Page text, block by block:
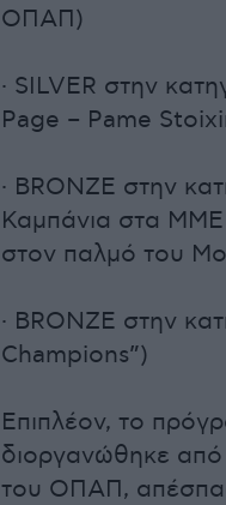
ΟΠΑΠ)
· SILVER στην
Page – Pame
· BRONZE στην
Καμπάνια στα
στον παλμό του
· BRONZE στην
Champions”)
Επιπλέον, το
διοργανώθηκε από
του ΟΠΑΠ,